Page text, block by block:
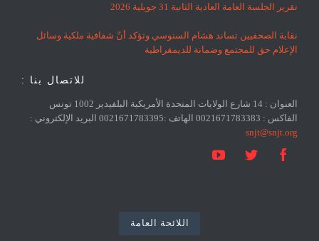
تقرير الجلسة العامة العادية الثانية 31 جويلية 2026
نقابة الصحفيين تساند هشام السنوسي وتؤكد أنّ شفافية ملكية وسائل
الإعلام حق للمجتمع وضمانة للديمقراطية
للاتصال بنا :
العنوان : 14 شارع الولايات المتحدة الأمريكية البلفيدير 1002 تونس
الفاكس : 0021671783383 الهاتف :0021671783395 البريد الإلكتروني :
snjt@snjt.org



اللائحة العامة